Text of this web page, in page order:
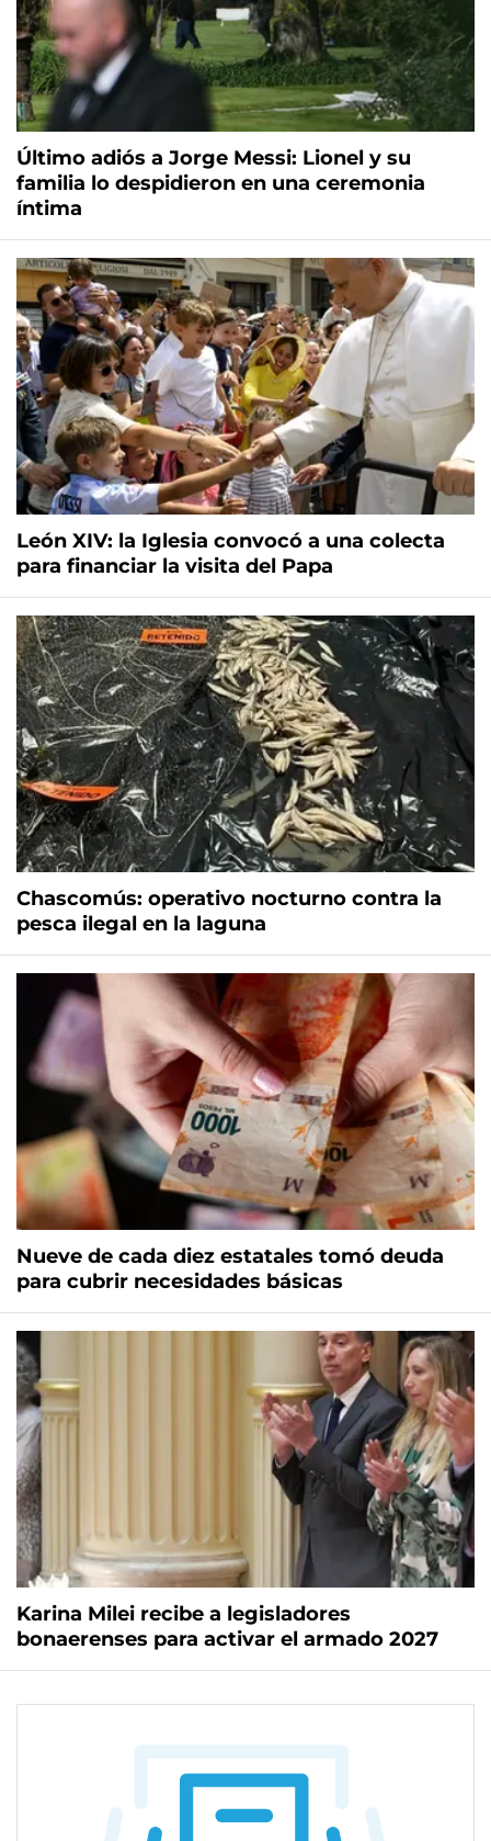
Último adiós a Jorge Messi: Lionel y su
familia lo despidieron en una ceremonia
íntima
León XIV: la Iglesia convocó a una colecta
para financiar la visita del Papa
Chascomús: operativo nocturno contra la
pesca ilegal en la laguna
Nueve de cada diez estatales tomó deuda
para cubrir necesidades básicas
Karina Milei recibe a legisladores
bonaerenses para activar el armado 2027